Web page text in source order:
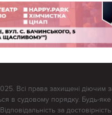
Всі права захищені діючим
в судовому порядку. Будь-яке
за